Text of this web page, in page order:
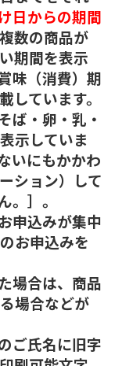
日からの期間
複数の商品が
期間を表示
味（消費）期
しています。
ば・卵・乳・
示していま
いにもかかわ
ション）して
。］。
申込みが集中
お申込みを
場合は、商品
場合などが
ご氏名に旧字